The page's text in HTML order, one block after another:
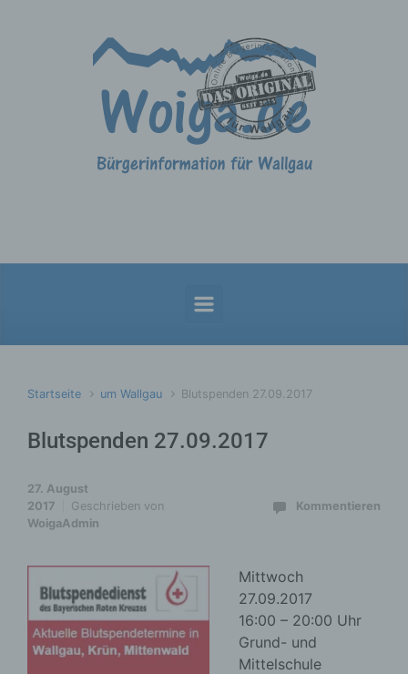
Startseite um Wallgau Blutspenden 27.09.2017
Blutspenden 27.09.2017
27. August
2017
Geschrieben von
WoigaAdmin
Kommentieren
Mittwoch
27.09.2017
16:00 – 20:00 Uhr
Grund- und
Mittelschule